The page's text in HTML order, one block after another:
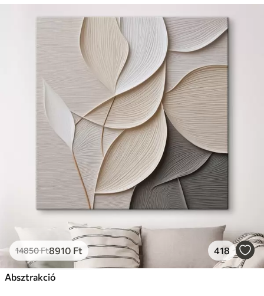
Környezetbarát anyag
14850Ft8910 Ft 418
Absztrakció